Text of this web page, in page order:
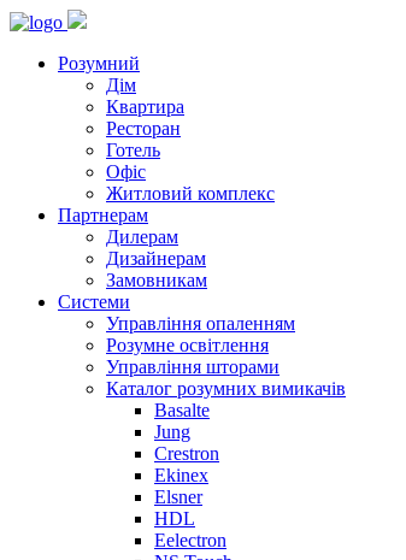
Розумний
Дім
Квартира
Ресторан
Готель
Офіс
Житловий комплекс
Партнерам
Дилерам
Дизайнерам
Замовникам
Системи
Управління опаленням
Розумне освітлення
Управління шторами
Каталог розумних вимикачів
Basalte
Jung
Crestron
Ekinex
Elsner
HDL
Eelectron